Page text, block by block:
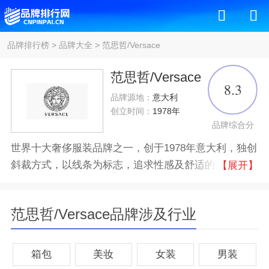
品牌排行榜> 品牌大全 > 范思哲/Versace
范思哲/Versace
品牌源地： 意大利
创立时间： 1978年
8.3
品牌综合分
世界十大奢侈服装品牌之一，创于1978年意大利，独创
斜裁方式，以线条为标志，追求性感及舒适的奢侈服饰
【展开】
范思哲/Versace品牌涉及行业
箱包 美妆 女装 男装